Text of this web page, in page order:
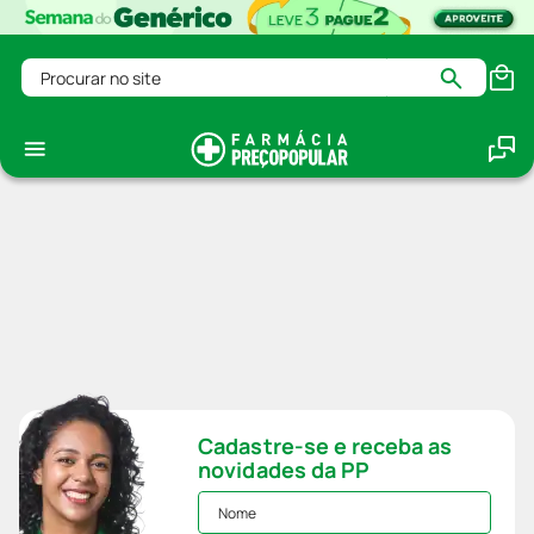
Procurar no site
Cadastre-se e receba as
novidades da PP